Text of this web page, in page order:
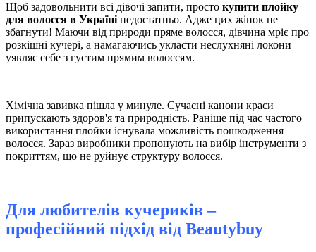
Щоб задовольнити всі дівочі запити, просто купити плойку
для волосся в Українінедостатньо. Адже цих жінок не
збагнути! Маючи від природи пряме волосся, дівчина мріє про
розкішні кучері, а намагаючись укласти неслухняні локони –
уявляє себе з густим прямим волоссям.
Хімічна завивка пішла у минуле. Сучасні канони краси
припускають здоров'я та природність. Раніше під час частого
використання плойки існувала можливість пошкодження
волосся. Зараз виробники пропонують на вибір інструменти з
покриттям, що не руйнує структуру волосся.
Для любителів кучериків –
професійний підхід від Вeautybuy